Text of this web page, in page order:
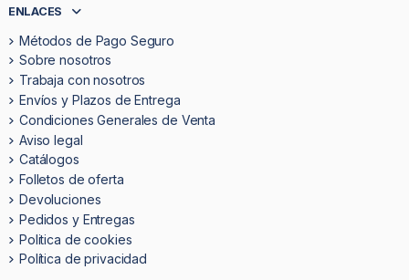
ENLACES
Métodos de Pago Seguro
Sobre nosotros
Trabaja con nosotros
Envíos y Plazos de Entrega
Condiciones Generales de Venta
Aviso legal
Catálogos
Folletos de oferta
Devoluciones
Pedidos y Entregas
Politica de cookies
Política de privacidad